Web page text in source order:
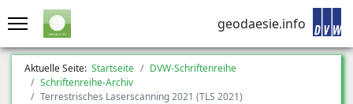
geodaesie.info
Aktuelle Seite: Startseite
DVW-Schriftenreihe
Schriftenreihe-Archiv
Terrestrisches Laserscanning 2021 (TLS 2021)